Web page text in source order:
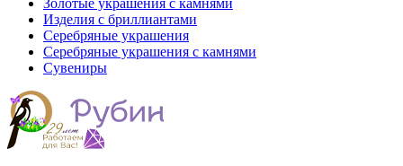
Золотые украшения с камнями
Изделия с бриллиантами
Серебряные украшения
Серебряные украшения с камнями
Сувениры